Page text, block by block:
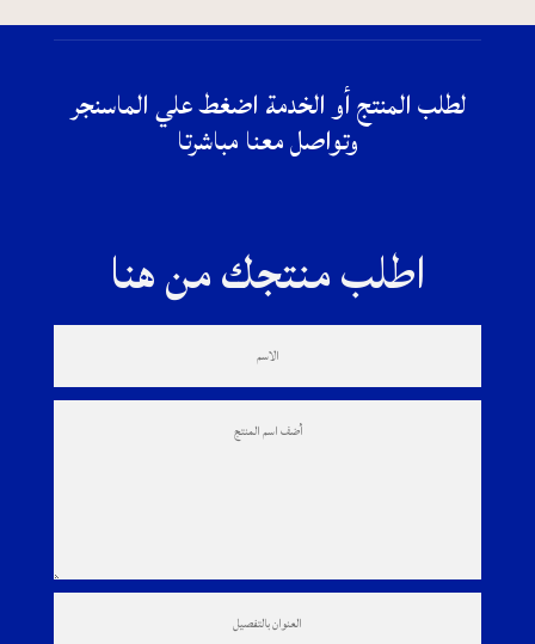
لطلب المنتج أو الخدمة اضغط علي الماسنجر
وتواصل معنا مباشرتا
اطلب منتجك من هنا